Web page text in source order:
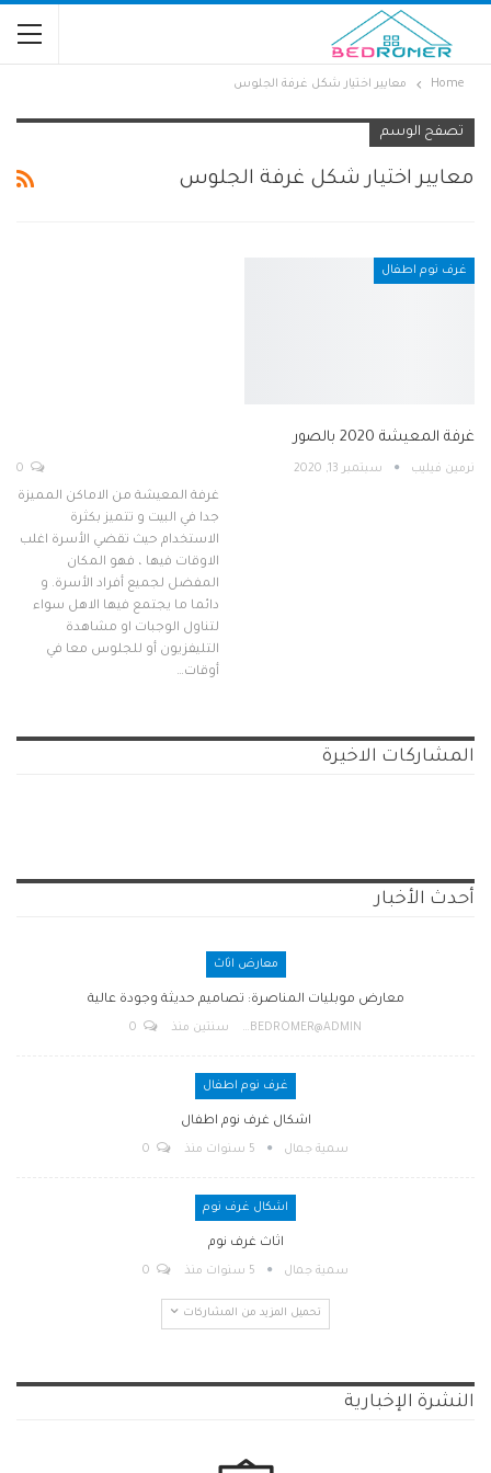
Home معايير اختيار شكل غرفة الجلوس
تصفح الوسم
معايير اختيار شكل غرفة الجلوس
غرف نوم اطفال
غرفة المعيشة 2020 بالصور
نرمين فيليب سبتمبر 13, 2020
غرفة المعيشة من الاماكن المميزة
جدا في البيت و تتميز بكثرة
الاستخدام حيث تقضي الأسرة اغلب
الاوقات فيها ، فهو المكان
المفضل لجميع أفراد الأسرة. و
دائما ما يجتمع فيها الاهل سواء
لتناول الوجبات او مشاهدة
التليفزيون أو للجلوس معا في
أوقات…
المشاركات الاخيرة
أحدث الأخبار
معارض اثاث
معارض موبليات المناصرة: تصاميم حديثة وجودة عالية
BEDROMER@ADMIN سنتين منذ
غرف نوم اطفال
اشكال غرف نوم اطفال
سمية جمال 5 سنوات منذ
اشكال غرف نوم
اثاث غرف نوم
سمية جمال 5 سنوات منذ
تحميل المزيد من المشاركات
النشرة الإخبارية